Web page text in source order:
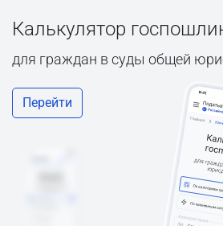
Калькулятор
для граждан в суды общей
Перейти